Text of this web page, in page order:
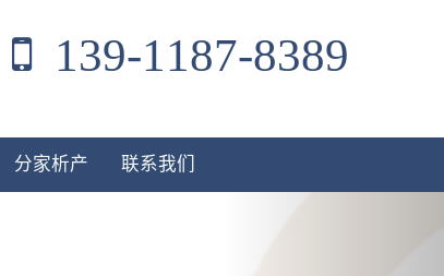
139-1187-8389
分家析产 联系我们